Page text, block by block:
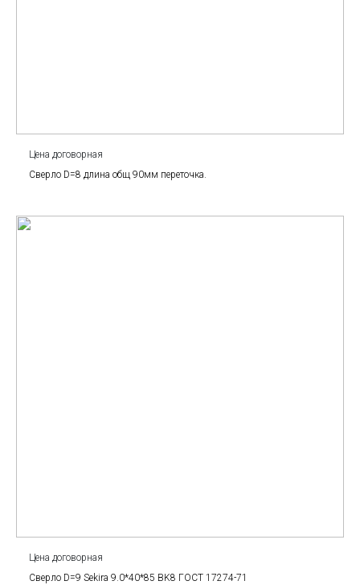
Цена договорная
Сверло D=8 длина общ 90мм переточка.
Цена договорная
Сверло D=9 Sekira 9.0*40*85 BK8 ГОСТ 17274-71